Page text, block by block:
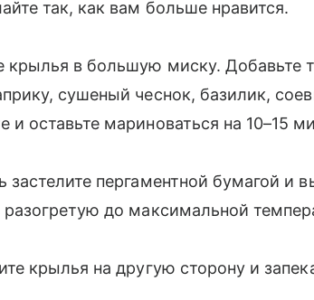
так, как вам больше нравится.
в большую миску. Добавьте
сушеный чеснок, базилик,
и оставьте мариноваться на 10–15
застелите пергаментной бумагой и
разогретую до максимальной
крылья на другую сторону и